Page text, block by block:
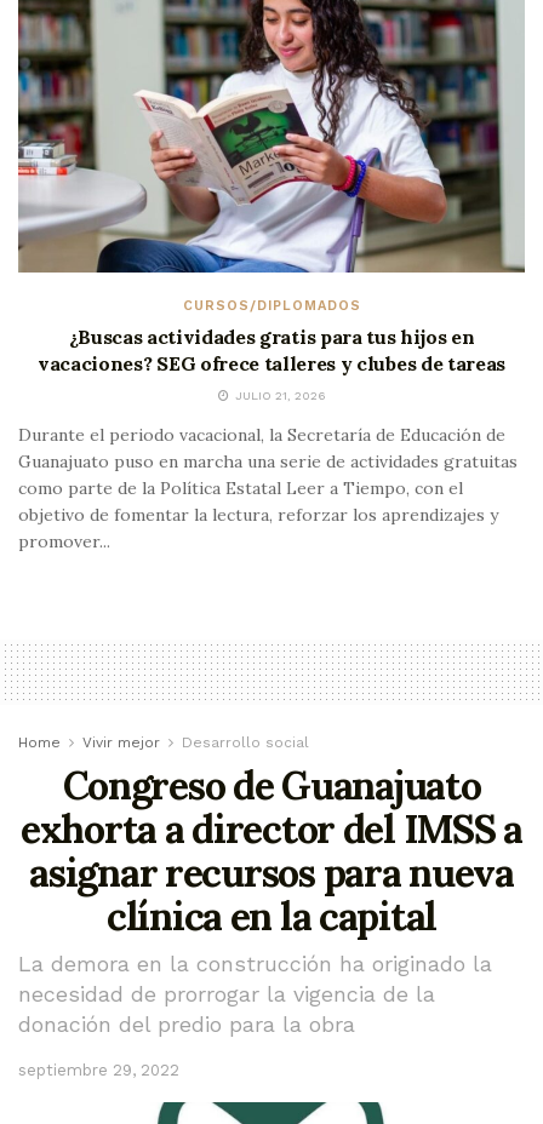
CURSOS/DIPLOMADOS
¿Buscas actividades gratis para tus hijos en
vacaciones? SEG ofrece talleres y clubes de tareas
JULIO 21, 2026
Durante el periodo vacacional, la Secretaría de Educación de
Guanajuato puso en marcha una serie de actividades gratuitas
como parte de la Política Estatal Leer a Tiempo, con el
objetivo de fomentar la lectura, reforzar los aprendizajes y
promover...
Home Vivir mejor Desarrollo social
Congreso de Guanajuato
exhorta a director del IMSS a
asignar recursos para nueva
clínica en la capital
La demora en la construcción ha originado la
necesidad de prorrogar la vigencia de la
donación del predio para la obra
septiembre 29, 2022